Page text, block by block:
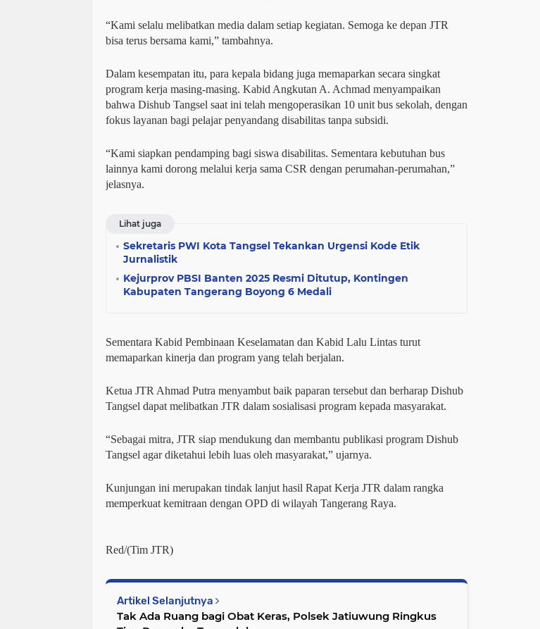
“Kami selalu melibatkan media dalam setiap kegiatan. Semoga ke depan JTR
bisa terus bersama kami,” tambahnya.
Dalam kesempatan itu, para kepala bidang juga memaparkan secara singkat
program kerja masing-masing. Kabid Angkutan A. Achmad menyampaikan
bahwa Dishub Tangsel saat ini telah mengoperasikan 10 unit bus sekolah, dengan
fokus layanan bagi pelajar penyandang disabilitas tanpa subsidi.
“Kami siapkan pendamping bagi siswa disabilitas. Sementara kebutuhan bus
lainnya kami dorong melalui kerja sama CSR dengan perumahan-perumahan,”
jelasnya.
Lihat juga
Sekretaris PWI Kota Tangsel Tekankan Urgensi Kode Etik
Jurnalistik
Kejurprov PBSI Banten 2025 Resmi Ditutup, Kontingen
Kabupaten Tangerang Boyong 6 Medali
Sementara Kabid Pembinaan Keselamatan dan Kabid Lalu Lintas turut
memaparkan kinerja dan program yang telah berjalan.
Ketua JTR Ahmad Putra menyambut baik paparan tersebut dan berharap Dishub
Tangsel dapat melibatkan JTR dalam sosialisasi program kepada masyarakat.
“Sebagai mitra, JTR siap mendukung dan membantu publikasi program Dishub
Tangsel agar diketahui lebih luas oleh masyarakat,” ujarnya.
Kunjungan ini merupakan tindak lanjut hasil Rapat Kerja JTR dalam rangka
memperkuat kemitraan dengan OPD di wilayah Tangerang Raya.
Red/(Tim JTR)
Artikel Selanjutnya
Tak Ada Ruang bagi Obat Keras, Polsek Jatiuwung Ringkus